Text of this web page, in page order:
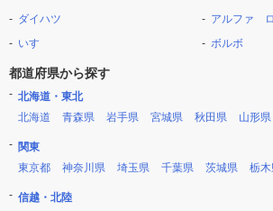
ダイハツ
いすゞ
アルファ
ボルボ
都道府県から探す
北海道・東北
北海道
青森県 岩手県 宮城県 秋田県 山形県
関東
東京都
神奈川県 埼玉県 千葉県 茨城県 栃
信越・北陸